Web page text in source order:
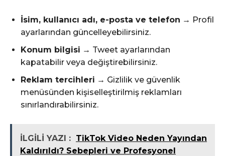
İsim, kullanıcı adı, e-posta ve telefon → Profil
ayarlarından güncelleyebilirsiniz.
Konum bilgisi → Tweet ayarlarından
kapatabilir veya değiştirebilirsiniz.
Reklam tercihleri → Gizlilik ve güvenlik
menüsünden kişiselleştirilmiş reklamları
sınırlandırabilirsiniz.
İLGİLİ YAZI : TikTok Video Neden Yayından
Kaldırıldı? Sebepleri ve Profesyonel